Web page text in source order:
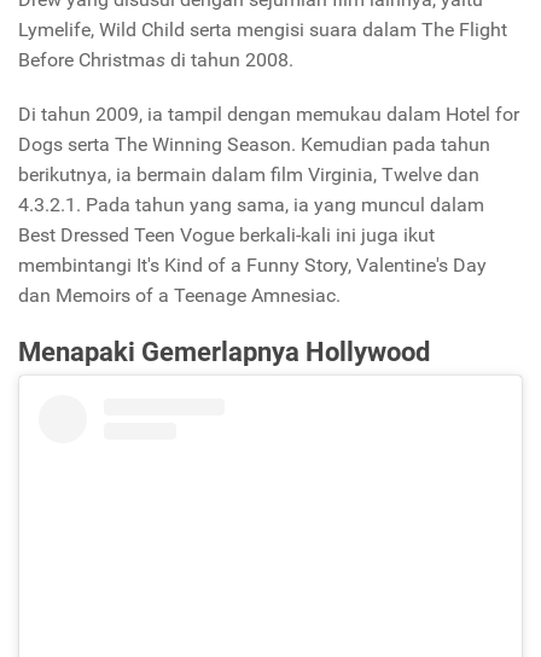
Lymelife, Wild Child serta mengisi suara dalam The Flight
Before Christmas di tahun 2008.
Di tahun 2009, ia tampil dengan memukau dalam Hotel for
Dogs serta The Winning Season. Kemudian pada tahun
berikutnya, ia bermain dalam film Virginia, Twelve dan
4.3.2.1. Pada tahun yang sama, ia yang muncul dalam
Best Dressed Teen Vogue berkali-kali ini juga ikut
membintangi It's Kind of a Funny Story, Valentine's Day
dan Memoirs of a Teenage Amnesiac.
Menapaki Gemerlapnya Hollywood